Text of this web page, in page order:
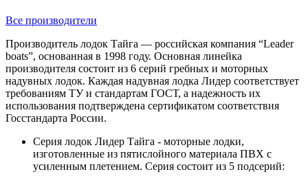
Все производители
Производитель лодок Тайга — российская компания “Leader
boats”, основанная в 1998 году. Основная линейка
производителя состоит из 6 серий гребных и моторных
надувных лодок. Каждая надувная лодка Лидер соответствует
требованиям ТУ и стандартам ГОСТ, а надежность их
использования подтверждена сертификатом соответствия
Госстандарта России.
Серия лодок Лидер Тайга - моторные лодки,
изготовленные из пятислойного материала ПВХ с
усиленным плетением. Серия состоит из 5 подсерий: